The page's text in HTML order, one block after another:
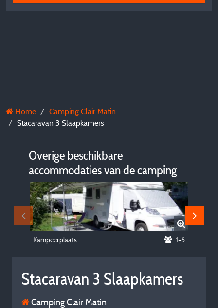
Home
Camping Clair Matin
Stacaravan 3 Slaapkamers
Overige beschikbare
accommodaties van de camping
Kampeerplaats 1-6
Stacaravan 3 Slaapkamers
Camping Clair Matin